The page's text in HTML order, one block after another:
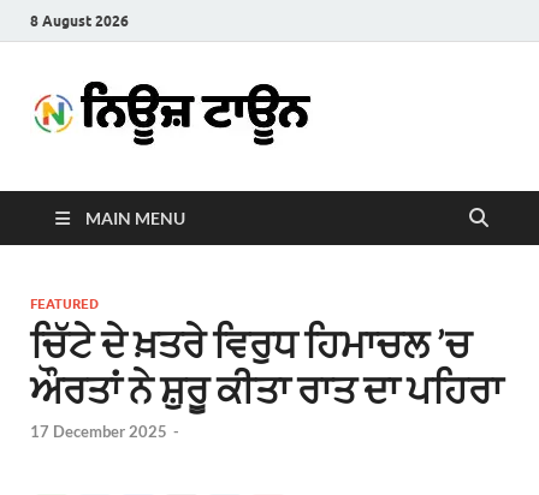
8 August 2026
Town
MAIN MENU
FEATURED
ਚਿੱਟੇ ਦੇ ਖ਼ਤਰੇ ਵਿਰੁਧ ਹਿਮਾਚਲ ’ਚ
ਔਰਤਾਂ ਨੇ ਸ਼ੁਰੂ ਕੀਤਾ ਰਾਤ ਦਾ ਪਹਿਰਾ
17 December 2025 -